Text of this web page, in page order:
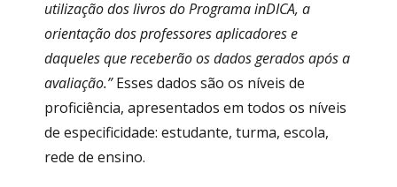
utilização dos livros do Programa inDICA, a
orientação dos professores aplicadores e
daqueles que receberão os dados gerados após a
avaliação.”Esses dados são os níveis de
proficiência, apresentados em todos os níveis
de especificidade: estudante, turma, escola,
rede de ensino.